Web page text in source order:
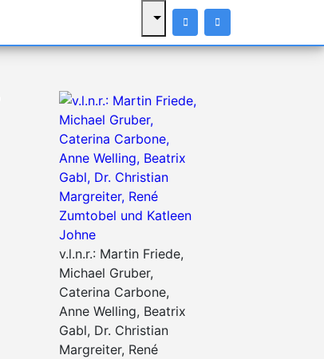
v.l.n.r.: Martin Friede,
Michael Gruber,
Caterina Carbone,
Anne Welling, Beatrix
Gabl, Dr. Christian
Margreiter, René